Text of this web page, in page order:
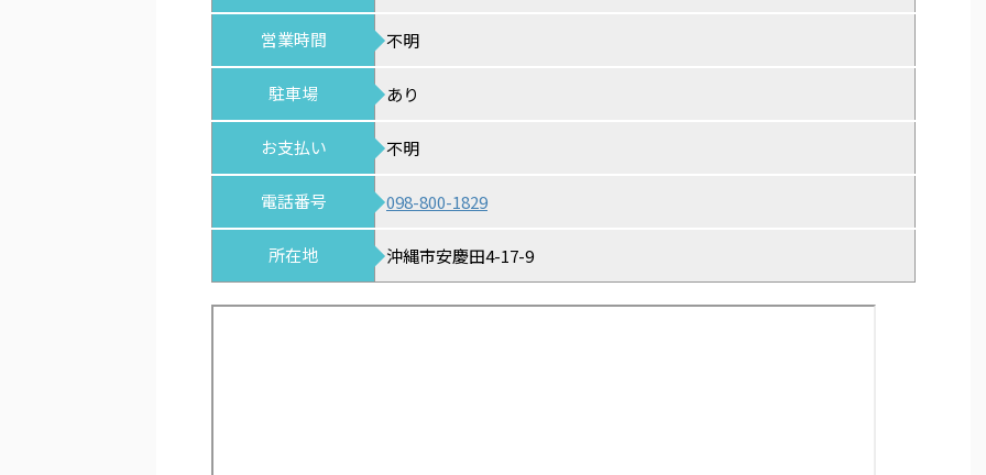
営業時間 不明
駐車場 あり
お支払い 不明
電話番号 098-800-1829
所在地 沖縄市安慶田4-17-9